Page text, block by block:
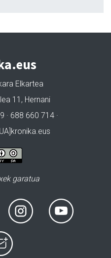
Elkartea
11, Hernani
· 688 660 714 ·
garatua